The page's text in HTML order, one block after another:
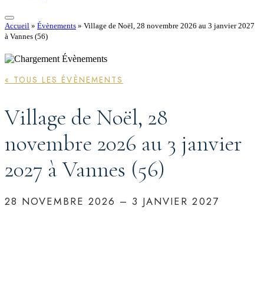
Accueil » Évènements » Village de Noël, 28 novembre 2026 au 3 janvier 2027
à Vannes (56)
« TOUS LES ÉVÈNEMENTS
Village de Noël, 28
novembre 2026 au 3 janvier
2027 à Vannes (56)
28 NOVEMBRE 2026 –3 JANVIER 2027